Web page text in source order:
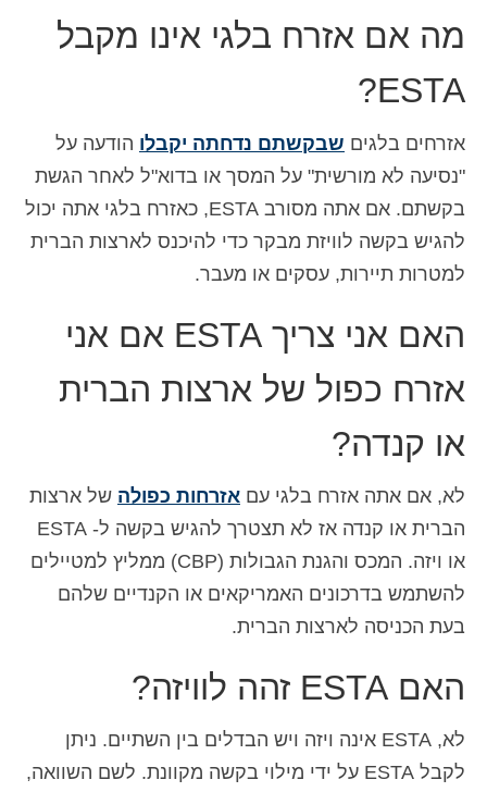
מה אם אזרח בלגי אינו מקבל
ESTA?
אזרחים בלגים שבקשתם נדחתה יקבלו הודעה על
"נסיעה לא מורשית" על המסך או בדוא"ל לאחר הגשת
בקשתם. אם אתה מסורב ESTA, כאזרח בלגי אתה יכול
להגיש בקשה לוויזת מבקר כדי להיכנס לארצות הברית
למטרות תיירות, עסקים או מעבר.
האם אני צריך ESTA אם אני
אזרח כפול של ארצות הברית
או קנדה?
לא, אם אתה אזרח בלגי עם אזרחות כפולה של ארצות
הברית או קנדה אז לא תצטרך להגיש בקשה ל- ESTA
או ויזה. המכס והגנת הגבולות (CBP) ממליץ למטיילים
להשתמש בדרכונים האמריקאים או הקנדיים שלהם
בעת הכניסה לארצות הברית.
האם ESTA זהה לוויזה?
לא, ESTA אינה ויזה ויש הבדלים בין השתיים. ניתן
לקבל ESTA על ידי מילוי בקשה מקוונת. לשם השוואה,